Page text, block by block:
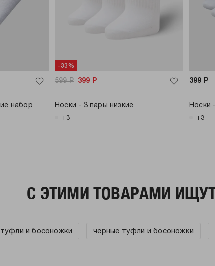
набор
-33%
599Р 399 Р
Носки - 3 пары низкие
+3
399 Р
Носки
+3
C ЭТИМИ ТОВАРАМИ
и босоножки чёрные туфли и босоножки